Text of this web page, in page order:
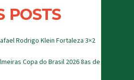
POSTS
Rodrigo Klein Fortaleza 3×2
Copa do Brasil 2026 8as de final